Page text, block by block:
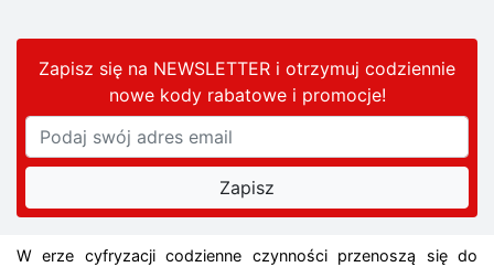
Zapisz się na NEWSLETTER i otrzymuj codziennie
nowe kody rabatowei promocje!
W erze cyfryzacji codzienne czynności przenoszą się do